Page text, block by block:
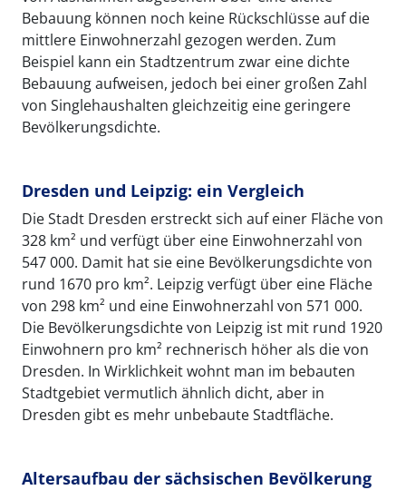
Bebauung können noch keine Rückschlüsse auf die
mittlere Einwohnerzahl gezogen werden. Zum
Beispiel kann ein Stadtzentrum zwar eine dichte
Bebauung aufweisen, jedoch bei einer großen Zahl
von Singlehaushalten gleichzeitig eine geringere
Bevölkerungsdichte.
Dresden und Leipzig: ein Vergleich
Die Stadt Dresden erstreckt sich auf einer Fläche von
328 km² und verfügt über eine Einwohnerzahl von
547 000. Damit hat sie eine Bevölkerungsdichte von
rund 1670 pro km². Leipzig verfügt über eine Fläche
von 298 km² und eine Einwohnerzahl von 571 000.
Die Bevölkerungsdichte von Leipzig ist mit rund 1920
Einwohnern pro km² rechnerisch höher als die von
Dresden. In Wirklichkeit wohnt man im bebauten
Stadtgebiet vermutlich ähnlich dicht, aber in
Dresden gibt es mehr unbebaute Stadtfläche.
Altersaufbau der sächsischen Bevölkerung